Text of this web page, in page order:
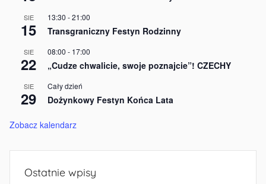
SIE
15
13:30 -21:00
Transgraniczny Festyn Rodzinny
SIE
22
08:00 - 17:00
„Cudze chwalicie, swoje poznajcie”! CZECHY
SIE
29
Cały dzień
Dożynkowy Festyn Końca Lata
Zobacz kalendarz
Ostatnie wpisy